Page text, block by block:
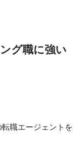
グ職に強い
職エージェント を